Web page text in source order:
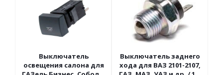
Выключатель
освещения салона для
Выключатель заднего
хода для ВАЗ 2101-2107,